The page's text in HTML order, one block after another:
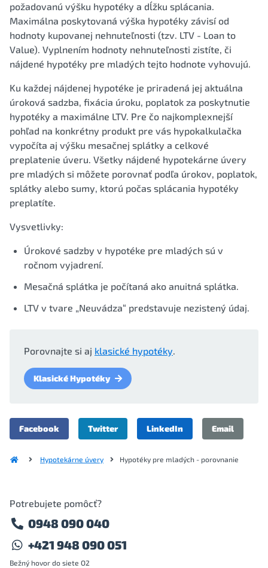
požadovanú výšku hypotéky a dĺžku splácania.
Maximálna poskytovaná výška hypotéky závisí od
hodnoty kupovanej nehnuteľnosti (tzv. LTV - Loan to
Value). Vyplnením hodnoty nehnuteľnosti zistíte, či
nájdené hypotéky pre mladých tejto hodnote vyhovujú.
Ku každej nájdenej hypotéke je priradená jej aktuálna
úroková sadzba, fixácia úroku, poplatok za poskytnutie
hypotéky a maximálne LTV. Pre čo najkomplexnejší
pohľad na konkrétny produkt pre vás hypokalkulačka
vypočíta aj výšku mesačnej splátky a celkové
preplatenie úveru. Všetky nájdené hypotekárne úvery
pre mladých si môžete porovnať podľa úrokov, poplatok,
splátky alebo sumy, ktorú počas splácania hypotéky
preplatíte.
Vysvetlivky:
Úrokové sadzby v hypotéke pre mladých sú v
ročnom vyjadrení.
Mesačná splátka je počítaná ako anuitná splátka.
LTV v tvare „Neuvádza“ predstavuje nezistený údaj.
Porovnajte si aj klasické hypotéky.
Klasické Hypotéky
Facebook Twitter LinkedIn Email
Hypotekárne úvery Hypotéky pre mladých - porovnanie
Potrebujete pomôcť?
0948 090 040
+421 948 090 051
Bežný hovor do siete O2